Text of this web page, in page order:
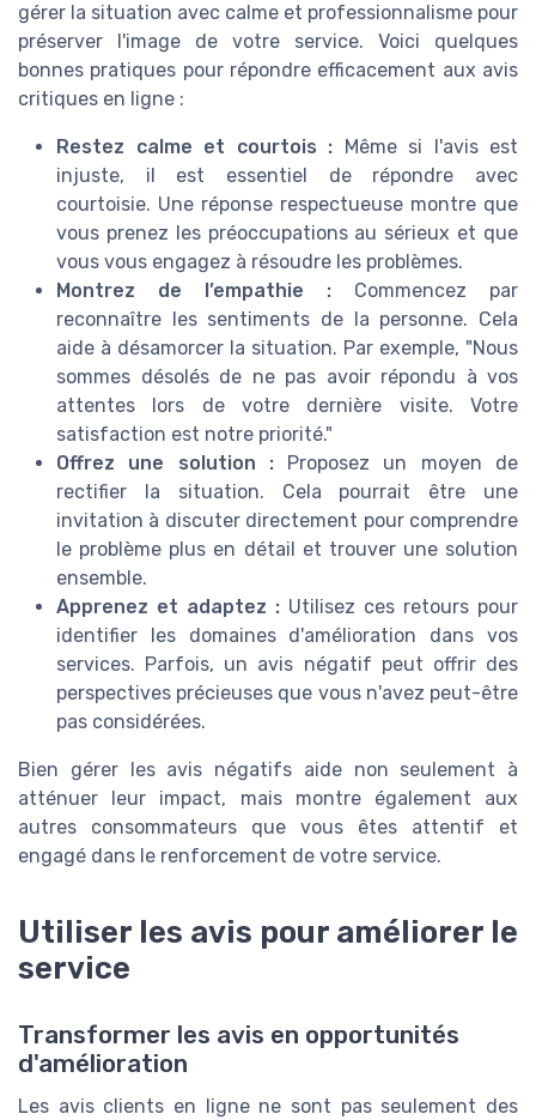
gérer la situation avec calme et professionnalisme pour
préserver l'image de votre service. Voici quelques
bonnes pratiques pour répondre efficacement aux avis
critiques en ligne :
Restez calme et courtois : Même si l'avis est
injuste, il est essentiel de répondre avec
courtoisie. Une réponse respectueuse montre que
vous prenez les préoccupations au sérieux et que
vous vous engagez à résoudre les problèmes.
Montrez de l’empathie : Commencez par
reconnaître les sentiments de la personne. Cela
aide à désamorcer la situation. Par exemple, "Nous
sommes désolés de ne pas avoir répondu à vos
attentes lors de votre dernière visite. Votre
satisfaction est notre priorité."
Offrez une solution :Proposez un moyen de
rectifier la situation. Cela pourrait être une
invitation à discuter directement pour comprendre
le problème plus en détail et trouver une solution
ensemble.
Apprenez et adaptez : Utilisez ces retours pour
identifier les domaines d'amélioration dans vos
services. Parfois, un avis négatif peut offrir des
perspectives précieuses que vous n'avez peut-être
pas considérées.
Bien gérer les avis négatifs aide non seulement à
atténuer leur impact, mais montre également aux
autres consommateurs que vous êtes attentif et
engagé dans le renforcement de votre service.
Utiliser les avis pour améliorer le
service
Transformer les avis en opportunités
d'amélioration
Les avis clients en ligne ne sont pas seulement des